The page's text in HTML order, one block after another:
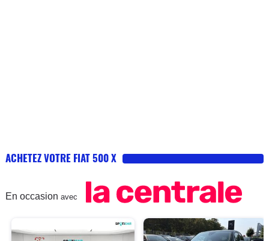
ACHETEZ VOTRE FIAT 500 X
En occasion avec